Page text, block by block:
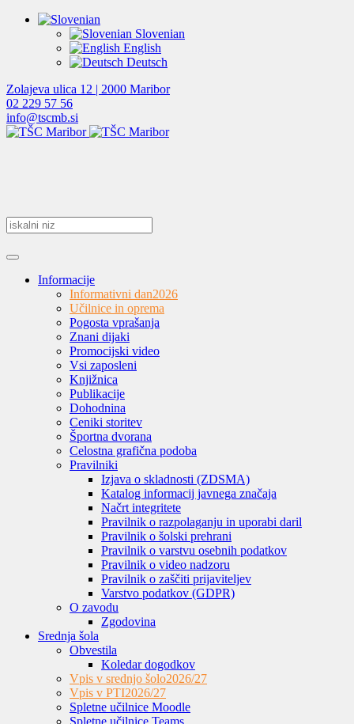
Slovenian
English
Deutsch
Zolajeva ulica 12 | 2000 Maribor
02 229 57 56
info@tscmb.si
Informacije
Informativni dan2026
Učilnice in oprema
Pogosta vprašanja
Znani dijaki
Promocijski video
Vsi zaposleni
Knjižnica
Publikacije
Dohodnina
Ceniki storitev
Športna dvorana
Celostna grafična podoba
Pravilniki
Izjava o skladnosti (ZDSMA)
Katalog informacij javnega značaja
Načrt integritete
Pravilnik o razpolaganju in uporabi daril
Pravilnik o šolski prehrani
Pravilnik o varstvu osebnih podatkov
Pravilnik o video nadzoru
Pravilnik o zaščiti prijaviteljev
Varstvo podatkov (GDPR)
O zavodu
Zgodovina
Srednja šola
Obvestila
Koledar dogodkov
Vpis v srednjo šolo2026/27
Vpis v PTI2026/27
Spletne učilnice Moodle
Spletne učilnice Teams